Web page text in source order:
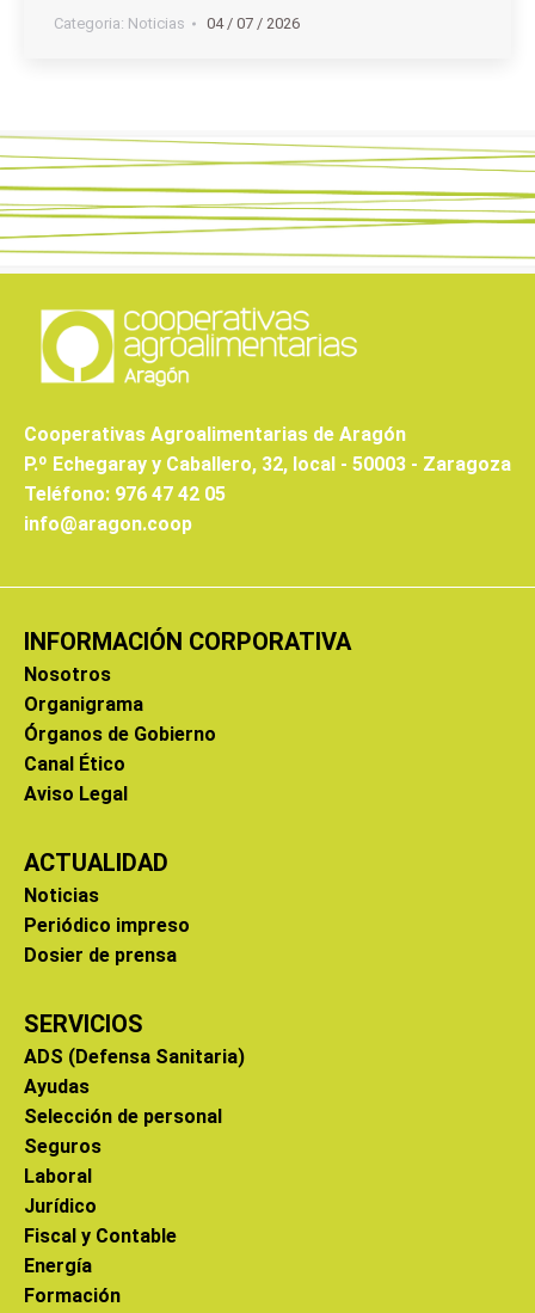
Categoria: Noticias 04 / 07 / 2026
Cooperativas Agroalimentarias de Aragón
P.º Echegaray y Caballero, 32, local - 50003 - Zaragoza
Teléfono: 976 47 42 05
info@aragon.coop
INFORMACIÓN CORPORATIVA
Nosotros
Organigrama
Órganos de Gobierno
Canal Ético
Aviso Legal
ACTUALIDAD
Noticias
Periódico impreso
Dosier de prensa
SERVICIOS
ADS (Defensa Sanitaria)
Ayudas
Selección de personal
Seguros
Laboral
Jurídico
Fiscal y Contable
Energía
Formación